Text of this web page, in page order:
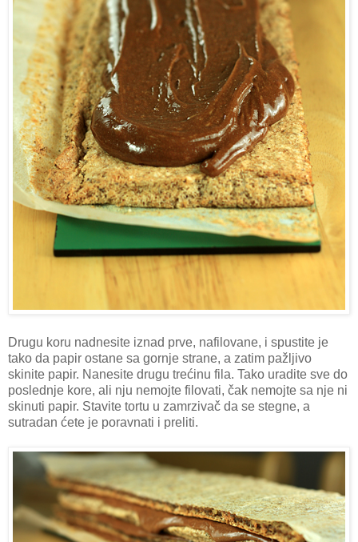
Drugu koru nadnesite iznad prve, nafilovane, i spustite je
tako da papir ostane sa gornje strane, a zatim pažljivo
skinite papir. Nanesite drugu trećinu fila. Tako uradite sve do
poslednje kore, ali nju nemojte filovati, čak nemojte sa nje ni
skinuti papir. Stavite tortu u zamrzivač da se stegne, a
sutradan ćete je poravnati i preliti.